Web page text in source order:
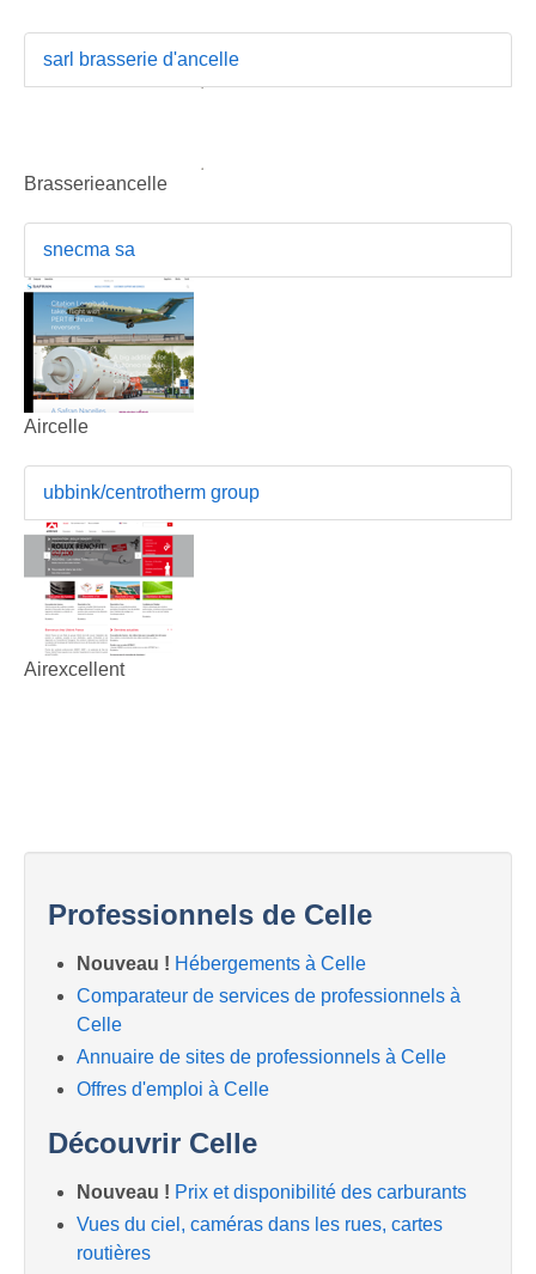
sarl brasserie d'ancelle
Brasserieancelle
snecma sa
Aircelle
ubbink/centrotherm group
Airexcellent
Professionnels de Celle
Nouveau ! Hébergements à Celle
Comparateur de services de professionnels à
Celle
Annuaire de sites de professionnels à Celle
Offres d'emploi à Celle
Découvrir Celle
Nouveau ! Prix et disponibilité des carburants
Vues du ciel, caméras dans les rues, cartes
routières